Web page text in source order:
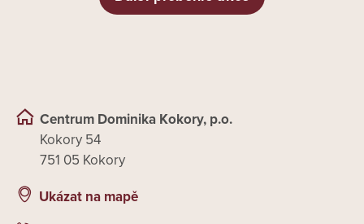
Centrum Dominika Kokory, p.o.
Kokory 54
751 05 Kokory
Ukázat na mapě